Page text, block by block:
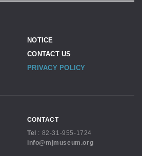
NOTICE
CONTACT US
PRIVACY POLICY
CONTACT
Tel
: 82-31-955-1724
info@mjmuseum.org